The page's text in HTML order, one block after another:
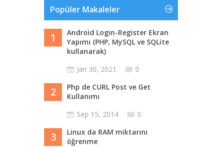
Popüler Makaleler
1
Android Login-Register Ekran
Yapımı (PHP, MySQL ve SQLite
kullanarak)
Jan 30, 2021
0
2
Php de CURL Post ve Get
Kullanımı
Sep 15, 2014
0
3
Linux da RAM miktarını
öğrenme